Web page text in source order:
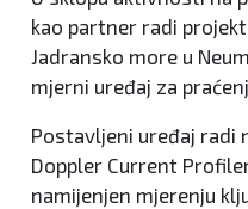
kao partner radi
Jadransko more u
mjerni uređaj za
Postavljeni uređaj radi
Doppler Current
namijenjen mjerenju